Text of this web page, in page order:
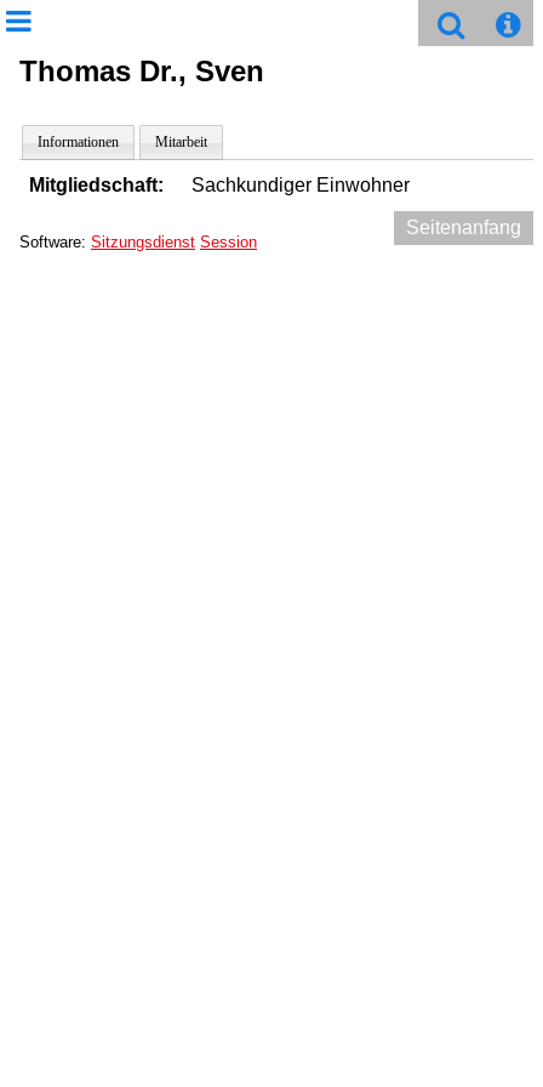
Thomas Dr., Sven
Informationen Mitarbeit
Mitgliedschaft: Sachkundiger Einwohner
Seitenanfang
Software: Sitzungsdienst Session